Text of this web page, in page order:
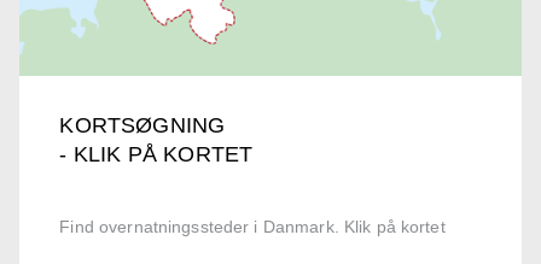
KORTSØGNING
- KLIK PÅ KORTET
Find overnatningssteder i Danmark. Klik på kortet